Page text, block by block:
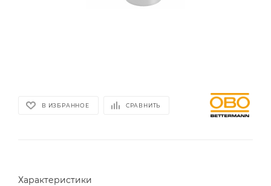
В ИЗБРАННОЕ СРАВНИТЬ
Характеристики